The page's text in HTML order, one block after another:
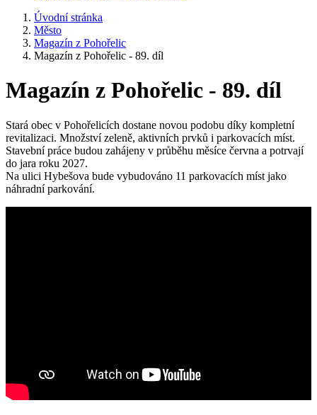
Úvodní stránka
Město
Magazín z Pohořelic
Magazín z Pohořelic - 89. díl
Magazín z Pohořelic - 89. díl
Stará obec v Pohořelicích dostane novou podobu díky kompletní
revitalizaci. Množství zeleně, aktivních prvků i parkovacích míst.
Stavební práce budou zahájeny v průběhu měsíce června a potrvají
do jara roku 2027.
Na ulici Hybešova bude vybudováno 11 parkovacích míst jako
náhradní parkování.